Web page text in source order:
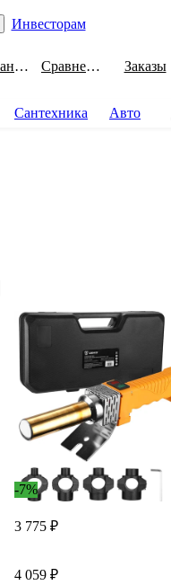
Инвесторам
Избранное Сравнение Заказы
Сантехника Авто
-7%
3 775 ₽
4 059 ₽